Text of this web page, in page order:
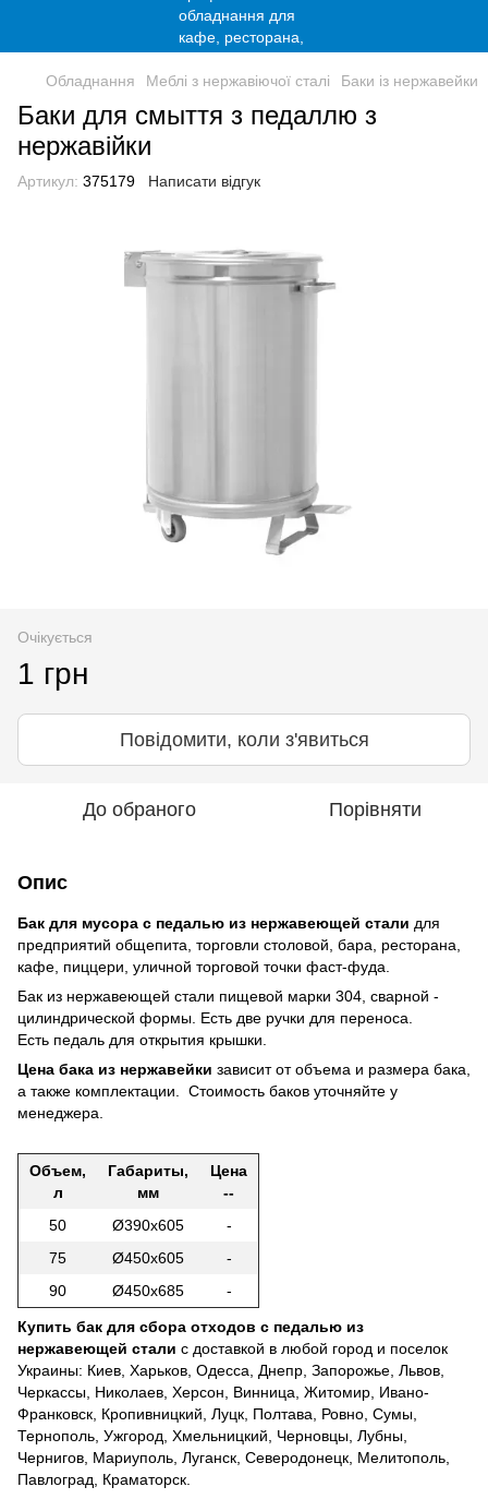
Обладнання Меблі з нержавіючої сталі Баки із нержавейки
Баки для смыття з педаллю з
нержавійки
Артикул: 375179 Написати відгук
Очікується
1 грн
Повідомити, коли з'явиться
До обраного Порівняти
Опис
Бак для мусора с педалью из нержавеющей стали для
предприятий общепита, торговли столовой, бара, ресторана,
кафе, пиццери, уличной торговой точки фаст-фуда.
Бак из нержавеющей стали пищевой марки 304, сварной -
цилиндрической формы. Есть две ручки для переноса.
Есть педаль для открытия крышки.
Цена бака из нержавейки зависит от объема и размера бака,
а также комплектации. Стоимость баков уточняйте у
менеджера.
Объем,
л
Габариты,
мм
Цена
--
50
Ø390х605
-
75
Ø450х605
-
90
Ø450х685 -
Купить бак для сбора отходов с педалью из
нержавеющей стали с доставкой в любой город и поселок
Украины: Киев, Харьков, Одесса, Днепр, Запорожье, Львов,
Черкассы, Николаев, Херсон, Винница, Житомир, Ивано-
Франковск, Кропивницкий, Луцк, Полтава, Ровно, Сумы,
Тернополь, Ужгород, Хмельницкий, Черновцы, Лубны,
Чернигов, Мариуполь, Луганск, Северодонецк, Мелитополь,
Павлоград, Краматорск.